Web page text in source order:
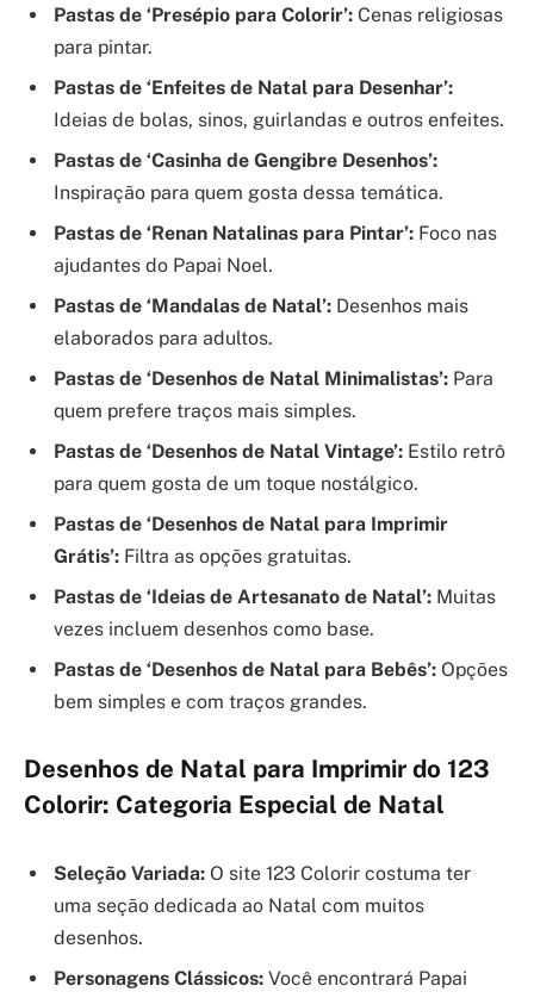
Pastas de ‘Presépio para Colorir’: Cenas religiosas
para pintar.
Pastas de ‘Enfeites de Natal para Desenhar’:
Ideias de bolas, sinos, guirlandas e outros enfeites.
Pastas de ‘Casinha de Gengibre Desenhos’:
Inspiração para quem gosta dessa temática.
Pastas de ‘Renan Natalinas para Pintar’: Foco nas
ajudantes do Papai Noel.
Pastas de ‘Mandalas de Natal’: Desenhos mais
elaborados para adultos.
Pastas de ‘Desenhos de Natal Minimalistas’: Para
quem prefere traços mais simples.
Pastas de ‘Desenhos de Natal Vintage’: Estilo retrô
para quem gosta de um toque nostálgico.
Pastas de ‘Desenhos de Natal para Imprimir
Grátis’: Filtra as opções gratuitas.
Pastas de ‘Ideias de Artesanato de Natal’: Muitas
vezes incluem desenhos como base.
Pastas de ‘Desenhos de Natal para Bebês’: Opções
bem simples e com traços grandes.
Desenhos de Natal para Imprimir do 123
Colorir: Categoria Especial de Natal
Seleção Variada: O site 123 Colorir costuma ter
uma seção dedicada ao Natal com muitos
desenhos.
Personagens Clássicos: Você encontrará Papai